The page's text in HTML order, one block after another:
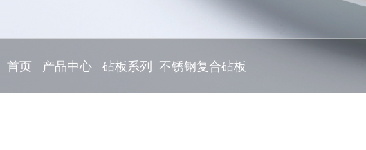
首页 产品中心 砧板系列 不锈钢复合砧板